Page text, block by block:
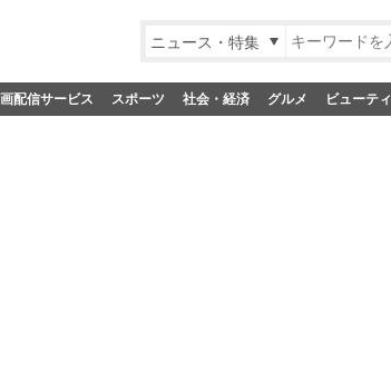
ニュース・特集
配信サービス スポーツ 社会・経済 グルメ ビューティ